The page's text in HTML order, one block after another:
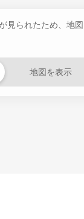
見られたため、地
地図を表示